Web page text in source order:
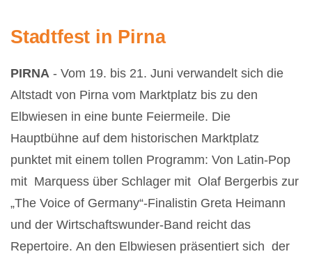
Stadtfest in Pirna
PIRNA - Vom 19. bis 21. Juni verwandelt sich die
Altstadt von Pirna vom Marktplatz bis zu den
Elbwiesen in eine bunte Feiermeile. Die
Hauptbühne auf dem historischen Marktplatz
punktet mit einem tollen Programm: Von Latin-Pop
mit Marquess über Schlager mit Olaf Bergerbis zur
„The Voice of Germany“-Finalistin Greta Heimann
und der Wirtschaftswunder-Band reicht das
Repertoire. An den Elbwiesen präsentiert sich der